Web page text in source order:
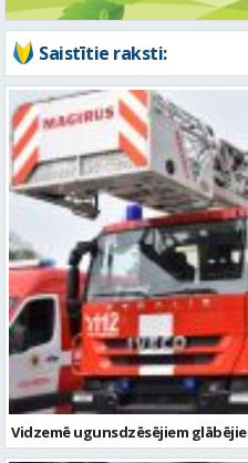
Saistītie raksti:
Vidzemē ugunsdzēsējiem